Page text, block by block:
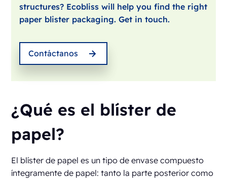
structures? Ecobliss will help you find the right
paper blister packaging. Get in touch.
Contáctanos
¿Qué es el blíster de
papel?
El blíster de papel es un tipo de envase compuesto
íntegramente de papel: tanto la parte posterior como